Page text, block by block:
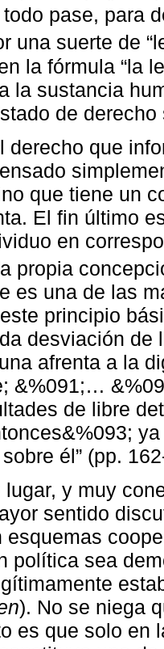
pase, para
una suerte de
la fórmula “la
la sustancia
de
derecho que
que tiene un
El fin último
en
propia
es una de las
principio
desviación
afrenta a la
&%091;…
de libre
él” (pp.
lugar, y muy
sentido
esquemas
política sea
). No se niega
es que solo en